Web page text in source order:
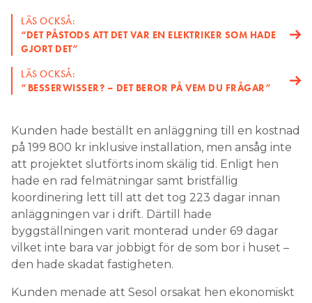
LÄS OCKSÅ:
“DET PÅSTODS ATT DET VAR EN ELEKTRIKER SOM HADE
GJORT DET”
LÄS OCKSÅ:
”BESSERWISSER? – DET BEROR PÅ VEM DU FRÅGAR”
Kunden hade beställt en anläggning till en kostnad
på 199 800 kr inklusive installation, men ansåg inte
att projektet slutförts inom skälig tid. Enligt hen
hade en rad felmätningar samt bristfällig
koordinering lett till att det tog 223 dagar innan
anläggningen var i drift. Därtill hade
byggställningen varit monterad under 69 dagar
vilket inte bara var jobbigt för de som bor i huset –
den hade skadat fastigheten.
Kunden menade att Sesol orsakat hen ekonomiskt